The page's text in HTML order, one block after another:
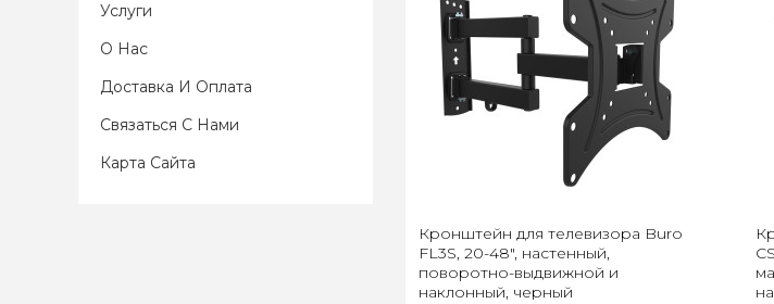
Услуги
О Нас
Доставка И Оплата
Связаться С Нами
Карта Сайта
Кронштейн для телевизора Buro
FL3S, 20-48", настенный,
поворотно-выдвижной и
наклонный, черный